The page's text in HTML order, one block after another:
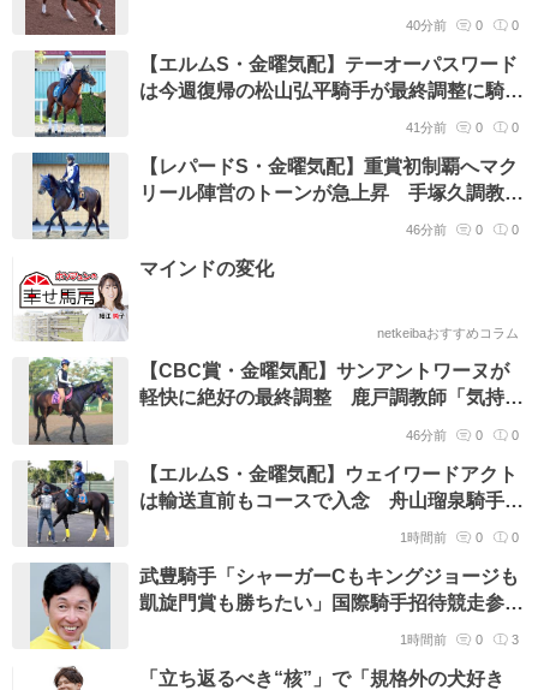
40分前 0 0
【エルムS・金曜気配】テーオーパスワード
は今週復帰の松山弘平騎手が最終調整に騎
乗 「足はもう問題ありません」
41分前 0 0
【レパードS・金曜気配】重賞初制覇へマク
リール陣営のトーンが急上昇 手塚久調教師
46分前 0 0
マインドの変化
netkeibaおすすめコラム
【CBC賞・金曜気配】サンアントワーヌが
軽快に絶好の最終調整 鹿戸調教師「気持ち
46分前 0 0
【エルムS・金曜気配】ウェイワードアクト
は輸送直前もコースで入念 舟山瑠泉騎手
1時間前 0 0
武豊騎手「シャーガーCもキングジョージも
凱旋門賞も勝ちたい」国際騎手招待競走参戦
1時間前 0 3
「立ち返るべき“核”」で「規格外の犬好き